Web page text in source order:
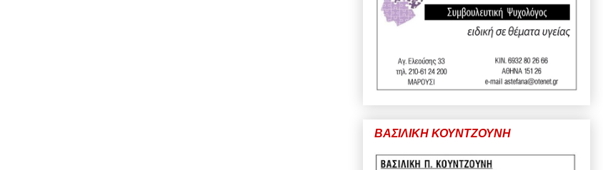
ΒΑΣΙΛΙΚΗ ΚΟΥΝΤΖΟΥΝΗ